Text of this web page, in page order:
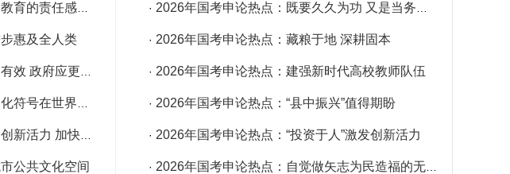
责任感紧迫感
惠及全人类
政府应更有为
舞台上更加璀璨
快培育新质生产力
公共文化空间
· 2026年国考申论热点：既要久久为功 又是当务之急
· 2026年国考申论热点：藏粮于地 深耕固本
· 2026年国考申论热点：建强新时代高校教师队伍
· 2026年国考申论热点：“县中振兴”值得期盼
· 2026年国考申论热点：“投资于人”激发创新活力
· 2026年国考申论热点：自觉做矢志为民造福的无私奉献者